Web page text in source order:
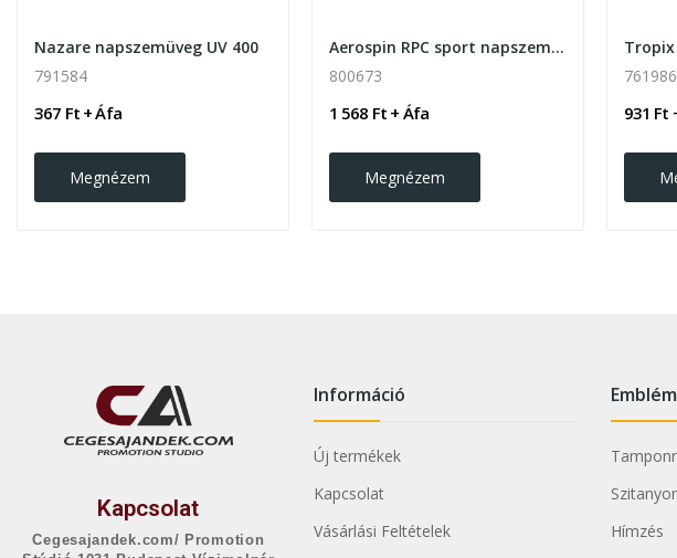
Nazare napszemüveg UV 400
791584
367 Ft + Áfa
Megnézem
Aerospin RPC sport napszemüveg
800673
1 568 Ft + Áfa
Megnézem
761986
931 Ft
Kapcsolat
Cegesajandek.com/ Promotion
Információ
Új termékek
Kapcsolat
Vásárlási Feltételek
Hímzés